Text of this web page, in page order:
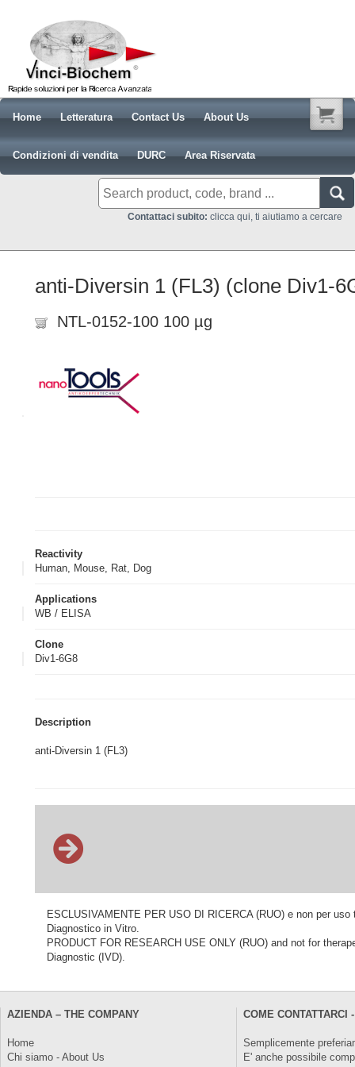
Home Letteratura Contact Us About Us
Condizioni di vendita DURC Area Riservata
Contattaci subito: clicca qui, ti aiutiamo a cercare
anti-Diversin 1 (FL3) (clone Div1-
NTL-0152-100 100 µg
Reactivity
Human, Mouse, Rat, Dog
Applications
WB / ELISA
Clone
Div1-6G8
Description
anti-Diversin 1 (FL3)
ESCLUSIVAMENTE PER USO DI RICERCA (RUO) e non per
Diagnostico in Vitro.
PRODUCT FOR RESEARCH USE ONLY (RUO) and not for
Diagnostic (IVD).
AZIENDA – THE COMPANY
Home
Chi siamo - About Us
COME CONTATTARCI
Semplicemente
E' anche possibile